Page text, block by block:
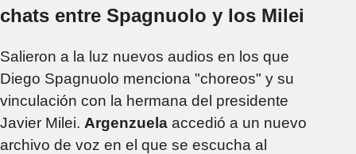
chats entre Spagnuolo y los Milei
Salieron a la luz nuevos audios en los que
Diego Spagnuolo menciona "choreos" y su
vinculación con la hermana del presidente
Javier Milei. Argenzuela accedió a un nuevo
archivo de voz en el que se escucha al